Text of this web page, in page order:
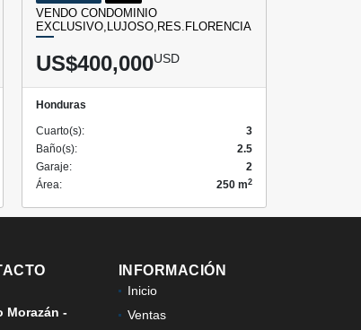
VENDO CONDOMINIO
EXCLUSIVO,LUJOSO,RES.FLORENCIA…
US$400,000USD
Honduras
Cuarto(s):
3
Baño(s):
2.5
Garaje:
2
Área:
250 m2
Morazán -
INFORMACIÓN
Inicio
Ventas